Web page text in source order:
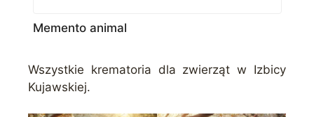
Memento animal
Wszystkie krematoria dla zwierząt w Izbicy
Kujawskiej.